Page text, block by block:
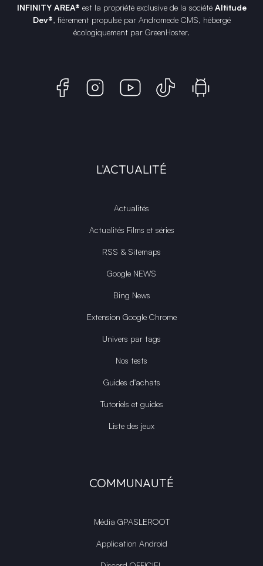
INFINITY AREA® est la propriété exclusive de la société Altitude
Dev®, fièrement propulsé par Andromede CMS, hébergé
écologiquement par GreenHoster.
L'ACTUALITÉ
Actualités
Actualités Films et séries
RSS & Sitemaps
Google NEWS
Bing News
Extension Google Chrome
Univers par tags
Nos tests
Guides d'achats
Tutoriels et guides
Liste des jeux
COMMUNAUTÉ
Média GPASLEROOT
Application Android